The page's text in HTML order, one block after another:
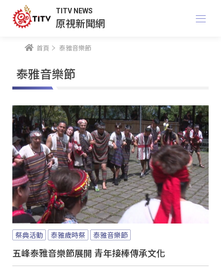
TITV NEWS
原視新聞網
首頁 泰雅音樂節
泰雅音樂節
祭典活動 泰雅歲時祭 泰雅音樂節
五峰泰雅音樂節展開 青年接棒傳承文化